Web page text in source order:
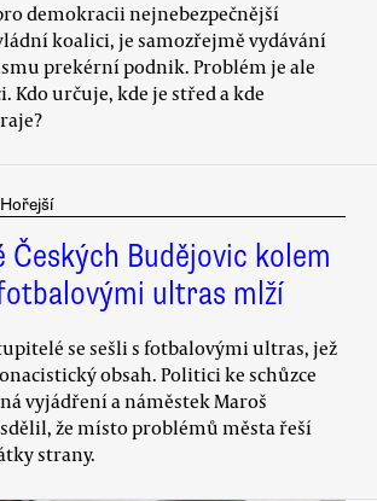
demokracii nejnebezpečnější
koalici, je samozřejmě vydávání
prekérní podnik. Problém je ale
Kdo určuje, kde je střed a kde
Českých Budějovic kolem
ultras mlží
se sešli s fotbalovými ultras, jež
obsah. Politici ke schůzce
vyjádření a náměstek Maroš
sdělil, že místo problémů města řeší
strany.